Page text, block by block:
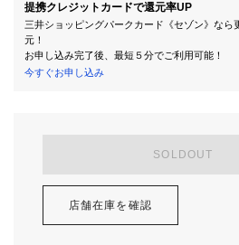
提携クレジットカードで還元率UP
三井ショッピングパークカード《セゾン》なら
元！
お申し込み完了後、最短５分でご利用可能！
今すぐお申し込み
SOLDOUT
店舗在庫を確認